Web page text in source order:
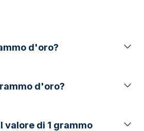
d'oro?
d'oro?
valore di 1 grammo